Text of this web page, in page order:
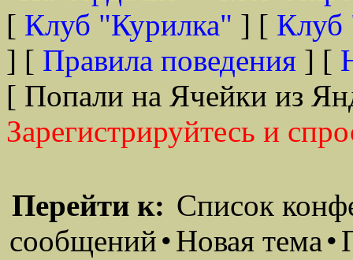
[ Клуб "Курилка" ] [ Клуб
] [ Правила поведения ] [
[ Попали на Ячейки из
Зарегистрируйтесь и
Перейти к: Список
сообщений•Новая тема•